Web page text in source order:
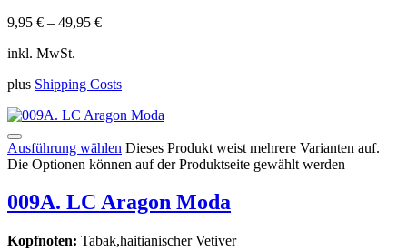
9,95 € – 49,95 €
inkl. MwSt.
plus Shipping Costs
Ausführung wählen Dieses Produkt weist mehrere Varianten auf.
Die Optionen können auf der Produktseite gewählt werden
009A. LC Aragon Moda
Kopfnoten: Tabak,haitianischer Vetiver